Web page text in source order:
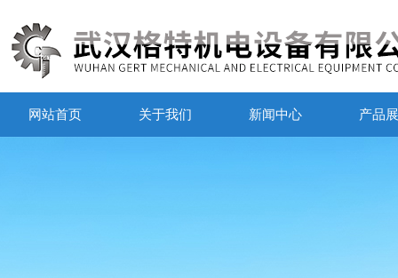
网站首页 关于我们 新闻中心 产品